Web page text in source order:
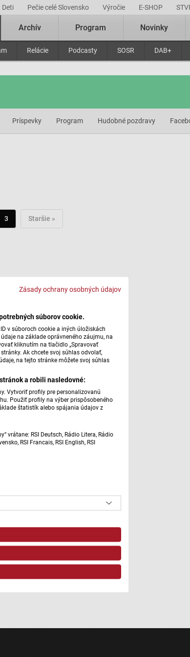
Zásady ochrany osobných údajov
súborov cookie.
v súboroch cookie a iných úložiskách
na základe oprávneného záujmu, na
kliknutím na tlačidlo „Spravovať
Ak chcete svoj súhlas odvolať,
na tejto stránke môžete svoj súhlas
a robili nasledovné:
Vytvoriť profily pre personalizovanú
Použiť profily na výber prispôsobeného
štatistík alebo spájania údajov z
vrátane: RSI Deutsch, Rádio Litera, Rádio
RSI Francais, RSI English, RSI
Deti Pečie celé Slovensko Výročie E-SHOP
Relácie Podcasty SOSR DAB+
Archív Program Novinky
Príspevky Program Hudobné pozdravy
3 Staršie »